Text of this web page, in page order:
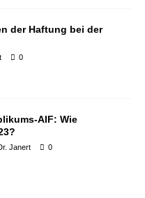
der Haftung bei der
0
AIF: Wie
Janert 0